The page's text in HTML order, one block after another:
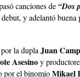
canciones de “Dos
y adelantó buena
la duplaJuan
Asesinoy
por el binomioMikael